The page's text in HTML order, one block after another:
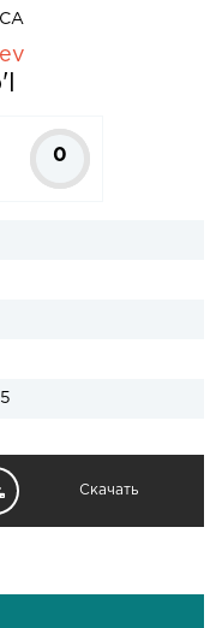
0
Скачать